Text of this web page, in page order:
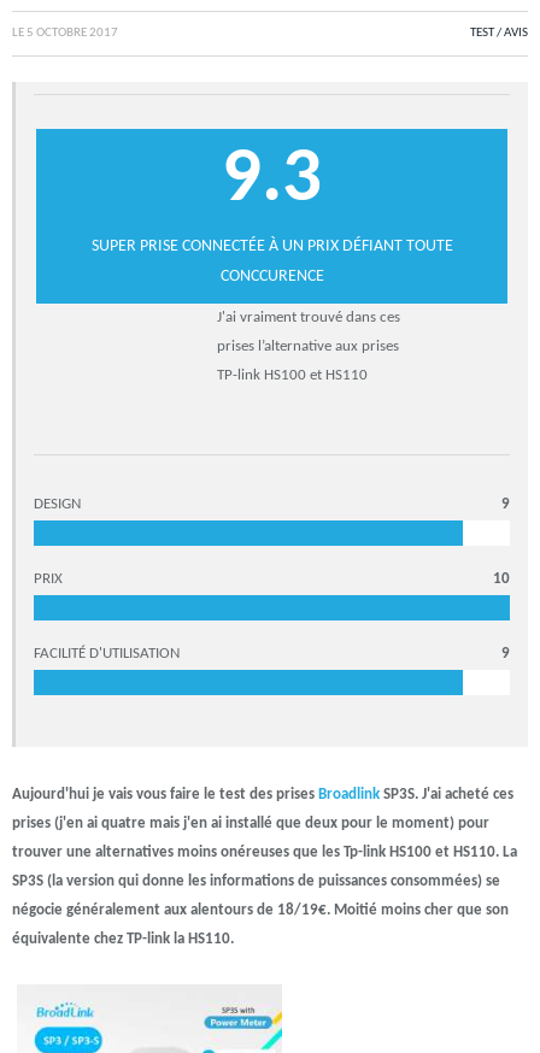
LE 5 OCTOBRE 2017 TEST / AVIS
9.3
SUPER PRISE CONNECTÉE À UN PRIX DÉFIANT TOUTE
CONCCURENCE
J'ai vraiment trouvé dans ces
prises l’alternative aux prises
TP-link HS100 et HS110
DESIGN 9
PRIX 10
FACILITÉ D'UTILISATION 9
Aujourd'hui je vais vous faire le test des prises Broadlink SP3S. J'ai acheté ces
prises (j'en ai quatre mais j'en ai installé que deux pour le moment) pour
trouver une alternatives moins onéreuses que les Tp-link HS100 et HS110. La
SP3S (la version qui donne les informations de puissances consommées) se
négocie généralement aux alentours de 18/19€. Moitié moins cher que son
équivalente chez TP-link la HS110.